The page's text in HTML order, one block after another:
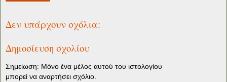
Δεν υπάρχουν σχόλια:
Δημοσίευση σχολίου
Σημείωση: Μόνο ένα μέλος αυτού του ιστολογίου
μπορεί να αναρτήσει σχόλιο.